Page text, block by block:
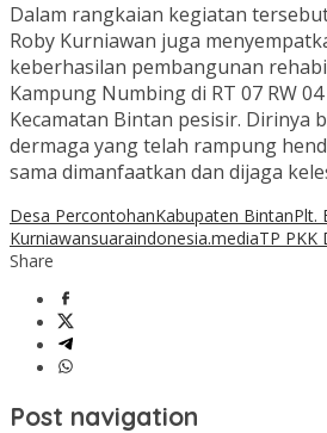
Dalam rangkaian kegiatan
Roby Kurniawan juga
keberhasilan pembangunan
Kampung Numbing di RT 07 RW
Kecamatan Bintan pesisir. Dirinya
dermaga yang telah rampung
sama dimanfaatkan dan dijaga
Desa PercontohanKabupaten BintanPlt.
Kurniawansuaraindonesia.mediaTP PKK
Share
Post navigation